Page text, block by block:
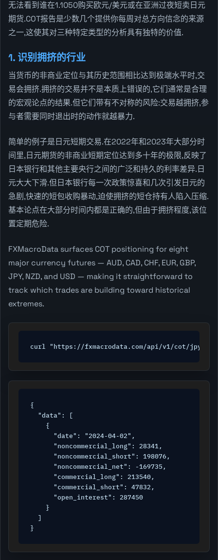
无法看到谁在1.1050购买欧元/美元或在亚洲过夜短卖日元
期货.COT报告是少数几个提供你每周对总方向信念的来源
之一,这使其对三种特定类型的分析具有独特的价值.
1. 识别拥挤的行业
当货币的非商业定位与其历史范围相比达到极端水平时,交
易会拥挤.拥挤的交易并不是本质上错误的,它们通常是合理
的宏观论点的结果.但它们带有不对称的风险:交易越拥挤,参
与者需要同时退出时的动作就越暴力.
简单的例子是日元短期交易.在2022年和2023年大部分时
间里,日元期货的非商业短期定位达到多十年的极限,反映了
日本银行和其他主要央行之间的广泛和持久的利率差异.日
元大大下滑.但日本银行每一次政策惊喜和几次引发日元的
急剧,快速的短包收购暴动,迫使拥挤的短仓持有人陷入压缩.
基本论点在大部分时间内都是正确的,但由于拥挤程度,该位
置定期危险.
FXMacroData surfaces COT positioning for eight
major currency futures — AUD, CAD, CHF, EUR, GBP,
JPY, NZD, and USD — making it straightforward to
track which trades are building toward historical
extremes.
curl "https://fxmacrodata.com/api/v1/cot/
{
  "data": [
    {
      "date": "2024-04-02",
      "noncommercial_long": 28341,
      "noncommercial_short": 198076,
      "noncommercial_net": -169735,
      "commercial_long": 213540,
      "commercial_short": 47832,
      "open_interest": 287450
    }
  ]
}